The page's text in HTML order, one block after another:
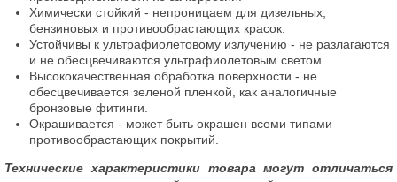
Химически стойкий - непроницаем для дизельных,
бензиновых и противообрастающих красок.
Устойчивы к ультрафиолетовому излучению - не разлагаются
и не обесцвечиваются ультрафиолетовым светом.
Высококачественная обработка поверхности - не
обесцвечивается зеленой пленкой, как аналогичные
бронзовые фитинги.
Окрашивается - может быть окрашен всеми типами
противообрастающих покрытий.
Технические характеристики товара могут отличаться